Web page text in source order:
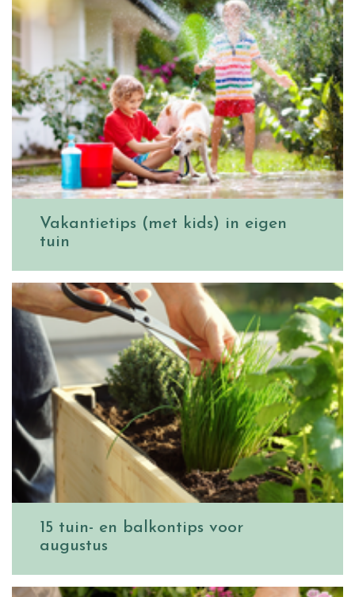
Vakantietips (met kids) in eigen
tuin
15 tuin- en balkontips voor
augustus